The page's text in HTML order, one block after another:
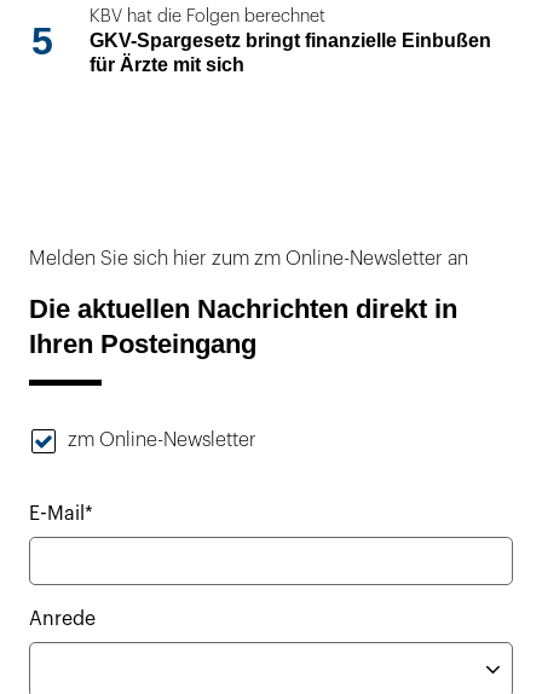
5
KBV hat die Folgen berechnet
GKV-Spargesetz bringt finanzielle Einbußen
für Ärzte mit sich
Melden Sie sich hier zum zm Online-Newsletter an
Die aktuellen Nachrichten direkt in
Ihren Posteingang
zm Online-Newsletter
E-Mail*
Anrede